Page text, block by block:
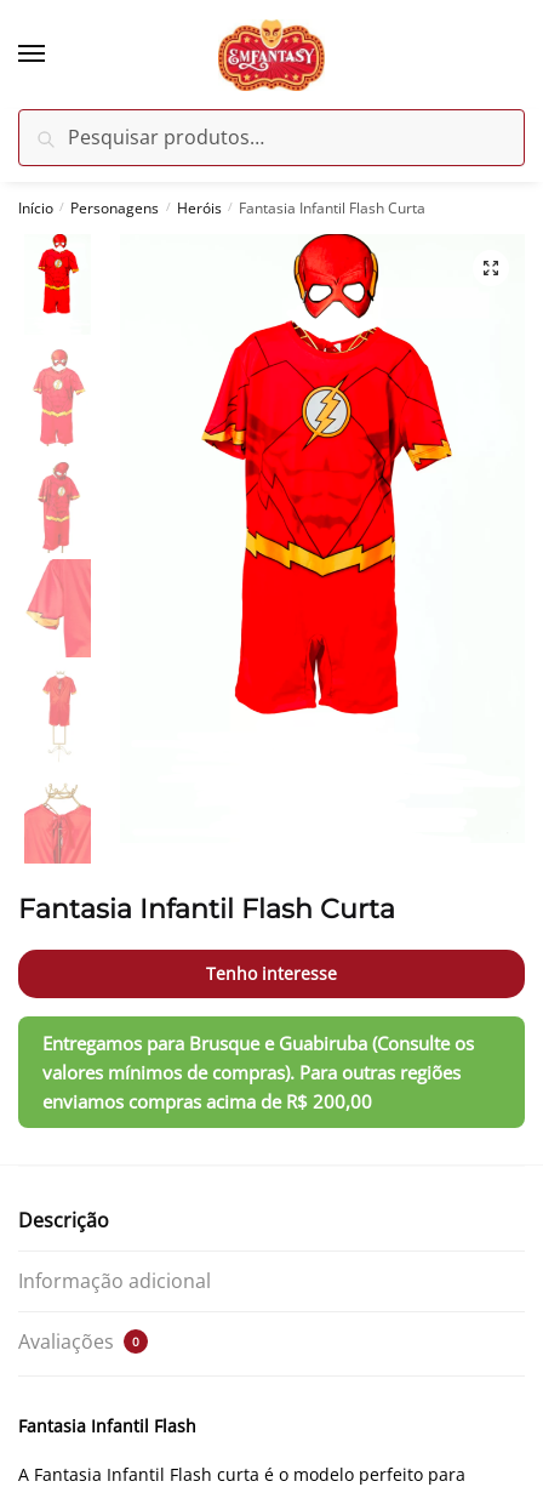
por:
Pesquisar
Início / Personagens / Heróis / Fantasia Infantil Flash Curta
Fantasia Infantil Flash Curta
Tenho interesse
Descrição
Informação adicional
Avaliações 0
Fantasia Infantil Flash
A Fantasia Infantil Flash curta é o modelo perfeito para